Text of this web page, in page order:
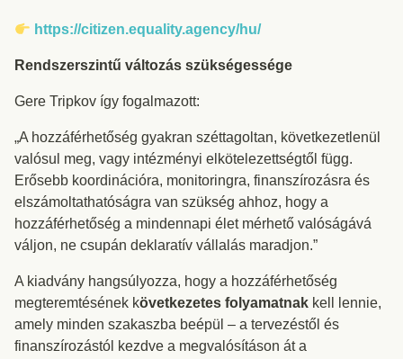
https://citizen.equality.agency/hu/
Rendszerszintű változás szükségessége
Gere Tripkov így fogalmazott:
„A hozzáférhetőség gyakran széttagoltan, következetlenül
valósul meg, vagy intézményi elkötelezettségtől függ.
Erősebb koordinációra, monitoringra, finanszírozásra és
elszámoltathatóságra van szükség ahhoz, hogy a
hozzáférhetőség a mindennapi élet mérhető valóságává
váljon, ne csupán deklaratív vállalás maradjon.”
A kiadvány hangsúlyozza, hogy a hozzáférhetőség
megteremtésének következetes folyamatnak kell lennie,
amely minden szakaszba beépül – a tervezéstől és
finanszírozástól kezdve a megvalósításon át a